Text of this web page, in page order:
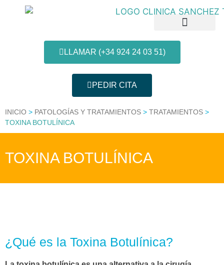
LLAMAR (+34 924 24 03 51)
PEDIR CITA
INICIO > PATOLOGÍAS Y TRATAMIENTOS > TRATAMIENTOS >
TOXINA BOTULÍNICA
TOXINA BOTULÍNICA
¿Qué es la Toxina Botulínica?